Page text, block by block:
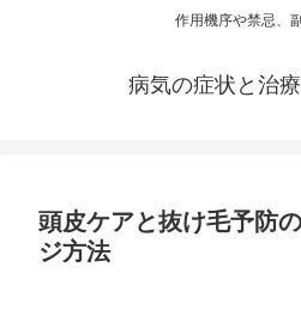
作用機序や禁忌、
病気の症状と治
頭皮ケアと抜け毛予防
ジ方法